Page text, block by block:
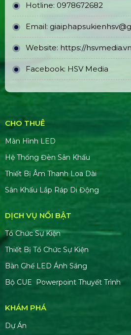
Hotline: 0978672682
Email:
Website: https://
Facebook: HSV Media
CHO THUÊ
Màn Hình LED
Hệ Thống Đèn Sân Khấu
Thiết Bị Âm Thanh Loa Dài
Sân Khấu Lắp Ráp Di Động
DỊCH VỤ NỔI BẬT
Tổ Chức Sự Kiện
Thiết Bị Tổ Chức Sự Kiện
Bàn Ghế LED Ánh Sáng
Bộ CUE Powerpoint Thuyết Trình
KHÁM PHÁ
Dự Án